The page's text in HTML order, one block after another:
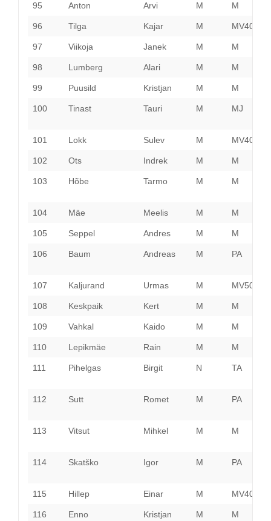
95 Anton Arvi M M
96 Tilga Kajar M MV40
97 Viikoja Janek M M
98 Lumberg Alari M M
99 Puusild Kristjan M M
100 Tinast Tauri M MJ
101 Lokk Sulev M MV40
102 Ots Indrek M M
103 Hõbe Tarmo M M
104 Mäe Meelis M M
105 Seppel Andres M M
106 Baum Andreas M PA
107 Kaljurand Urmas M MV50
108 Keskpaik Kert M M
109 Vahkal Kaido M M
110 Lepikmäe Rain M M
111 Pihelgas Birgit N TA
112 Sutt Romet M PA
113 Vitsut Mihkel M M
114 Skatško Igor M PA
115 Hillep Einar M MV40
116 Enno Kristjan M M